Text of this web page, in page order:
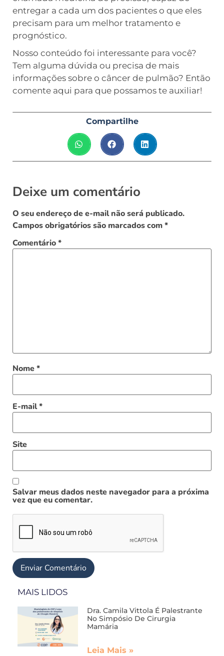
entregar a cada um dos pacientes o que eles
precisam para um melhor tratamento e
prognóstico.
Nosso conteúdo foi interessante para você?
Tem alguma dúvida ou precisa de mais
informações sobre o câncer de pulmão? Então
comente aqui para que possamos te auxiliar!
Compartilhe
Deixe um comentário
O seu endereço de e-mail não será publicado.
Campos obrigatórios são marcados com*
Comentário*
Nome*
E-mail*
Site
Salvar meus dados neste navegador para a próxima
vez que eu comentar.
MAIS LIDOS
Dra. Camila Vittola É Palestrante
No Simpósio De Cirurgia
Mamária
Leia Mais »